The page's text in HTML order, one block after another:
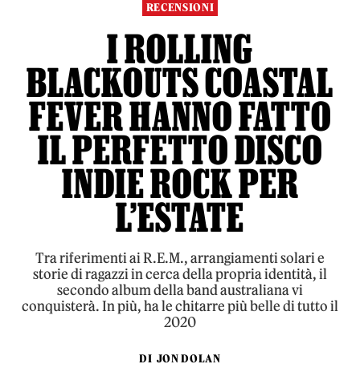
RECENSIONI
I ROLLING
BLACKOUTS COASTAL
FEVER HANNO FATTO
IL PERFETTO DISCO
INDIE ROCK PER
L’ESTATE
Tra riferimenti ai R.E.M., arrangiamenti solari e
storie di ragazzi in cerca della propria identità, il
secondo album della band australiana vi
conquisterà. In più, ha le chitarre più belle di tutto il
2020
DI JON DOLAN